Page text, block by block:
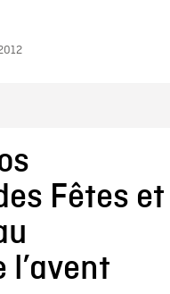
Fêtes et
l’avent